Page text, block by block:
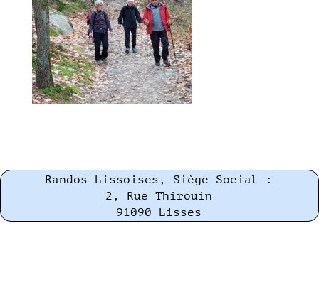
Randos Lissoises, Siège Social :
2, Rue Thirouin
91090 Lisses